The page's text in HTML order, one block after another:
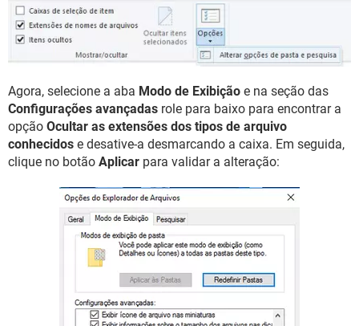
Agora, selecione a aba Modo de Exibição e na seção das
Configurações avançadas role para baixo para encontrar a
opção Ocultar as extensões dos tipos de arquivo
conhecidos e desative-a desmarcando a caixa. Em seguida,
clique no botão Aplicar para validar a alteração: